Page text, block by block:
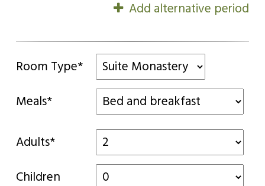
Add alternative period
Room Type*
Meals*
Adults*
Children